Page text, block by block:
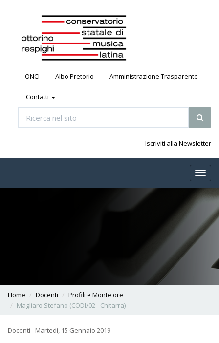
ONCI Albo Pretorio Amministrazione Trasparente
Contatti
Iscriviti alla Newsletter
Toggle
Home Docenti
Profili e Monte ore
Magliaro Stefano (CODI/02 - Chitarra)
Docenti - Martedì, 15 Gennaio 2019